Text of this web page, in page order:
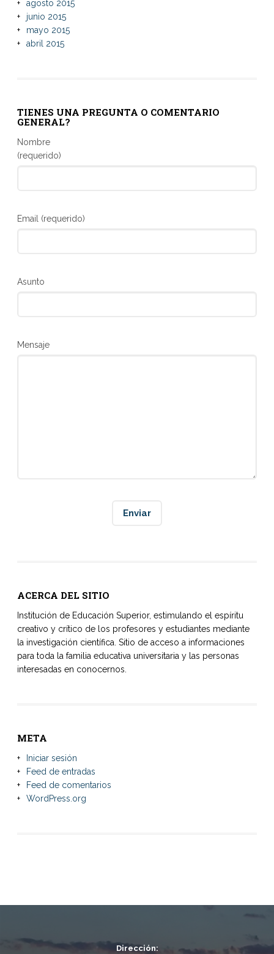
agosto 2015
junio 2015
mayo 2015
abril 2015
TIENES UNA PREGUNTA O COMENTARIO
GENERAL?
Nombre
(requerido)
Email (requerido)
Asunto
Mensaje
ACERCA DEL SITIO
Institución de Educación Superior, estimulando el espíritu
creativo y crítico de los profesores y estudiantes mediante
la investigación científica. Sitio de acceso a informaciones
para toda la familia educativa universitaria y las personas
interesadas en conocernos.
META
Iniciar sesión
Feed de entradas
Feed de comentarios
WordPress.org
Dirección: